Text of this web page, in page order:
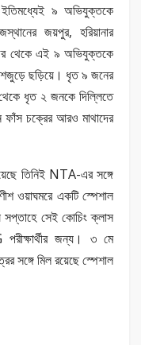
ইতিমধ্যেই ৯ অভিযুক্তকে
জয়পুর, হরিয়ানার
থেকে এই ৯ অভিযুক্তকে
ছড়িয়ে। ধৃত ৯ জনের
ধৃত ২ জনকে দিল্লিতে
ফাঁস চক্রের আরও মাথাদের
তিনিই NTA-এর সঙ্গে
ওয়াঘমরে একটি স্পেশাল
সপ্তাহে সেই কোচিং ক্লাস
পরীক্ষার্থীর জন্য। ৩ মে
সঙ্গে মিল রয়েছে স্পেশাল